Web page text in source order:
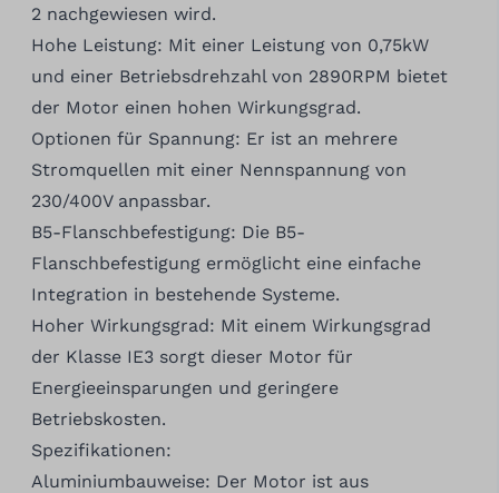
2 nachgewiesen wird.
Hohe Leistung: Mit einer Leistung von 0,75kW
und einer Betriebsdrehzahl von 2890RPM bietet
der Motor einen hohen Wirkungsgrad.
Optionen für Spannung: Er ist an mehrere
Stromquellen mit einer Nennspannung von
230/400V anpassbar.
B5-Flanschbefestigung: Die B5-
Flanschbefestigung ermöglicht eine einfache
Integration in bestehende Systeme.
Hoher Wirkungsgrad: Mit einem Wirkungsgrad
der Klasse IE3 sorgt dieser Motor für
Energieeinsparungen und geringere
Betriebskosten.
Spezifikationen:
Aluminiumbauweise: Der Motor ist aus